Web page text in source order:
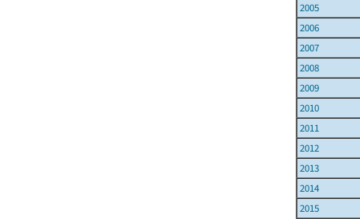
2005
2006
2007
2008
2009
2010
2011
2012
2013
2014
2015